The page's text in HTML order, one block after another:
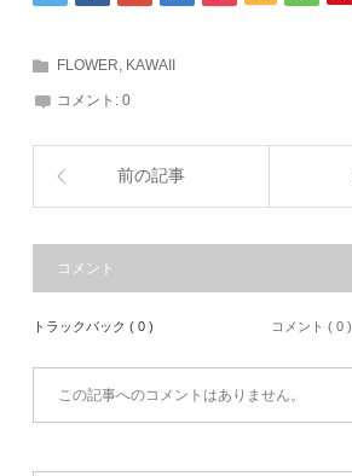
FLOWER, KAWAII
コメント:0
前の記事
コメント
トラックバック ( 0 ) コメント ( 0 )
この記事へのコメントはありません。